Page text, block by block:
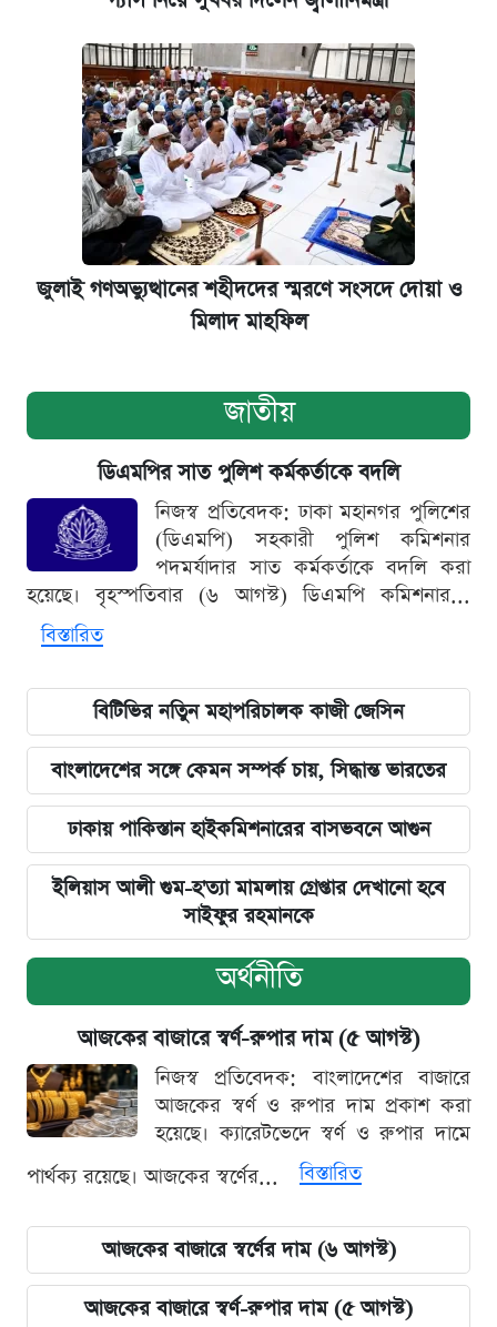
জুলাই গণঅভ্যুত্থানের শহীদদের স্মরণে সংসদে দোয়া ও
মিলাদ মাহফিল
জাতীয়
ডিএমপির সাত পুলিশ কর্মকর্তাকে বদলি
নিজস্ব প্রতিবেদক: ঢাকা মহানগর পুলিশের
(ডিএমপি) সহকারী পুলিশ কমিশনার
পদমর্যাদার সাত কর্মকর্তাকে বদলি করা
হয়েছে। বৃহস্পতিবার (৬ আগস্ট) ডিএমপি কমিশনার...
বিস্তারিত
বিটিভির নতিুন মহাপরিচালক কাজী জেসিন
বাংলাদেশের সঙ্গে কেমন সম্পর্ক চায়, সিদ্ধান্ত ভারতের
ঢাকায় পাকিস্তান হাইকমিশনারের বাসভবনে আগুন
ইলিয়াস আলী গুম-হ'ত্যা মামলায় গ্রেপ্তার দেখানো হবে
সাইফুর রহমানকে
অর্থনীতি
আজকের বাজারে স্বর্ণ-রুপার দাম (৫ আগস্ট)
নিজস্ব প্রতিবেদক: বাংলাদেশের বাজারে
আজকের স্বর্ণ ও রুপার দাম প্রকাশ করা
হয়েছে। ক্যারেটভেদে স্বর্ণ ও রুপার দামে
পার্থক্য রয়েছে। আজকের স্বর্ণের...
বিস্তারিত
আজকের বাজারে স্বর্ণের দাম (৬ আগস্ট)
আজকের বাজারে স্বর্ণ-রুপার দাম (৫ আগস্ট)